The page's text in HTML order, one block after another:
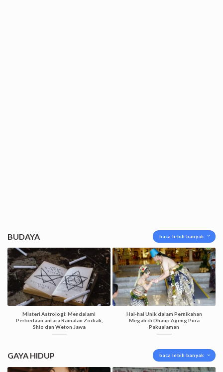
BUDAYA baca lebih banyak
Misteri Astrologi: Mendalami
Perbedaan antara Ramalan Zodiak,
Shio dan Weton Jawa
Hal-hal Unik dalam Pernikahan
Megah di Dhaup Ageng Pura
Pakualaman
GAYA HIDUP baca lebih banyak